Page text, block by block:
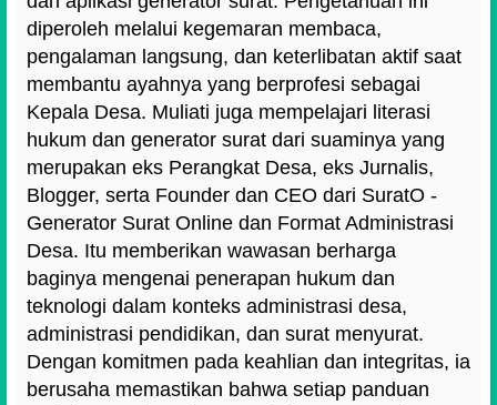
diperoleh melalui kegemaran membaca,
pengalaman langsung, dan keterlibatan aktif saat
membantu ayahnya yang berprofesi sebagai
Kepala Desa. Muliati juga mempelajari literasi
hukum dan generator surat dari suaminya yang
merupakan eks Perangkat Desa, eks Jurnalis,
Blogger, serta Founder dan CEO dari SuratO -
Generator Surat Online dan Format Administrasi
Desa. Itu memberikan wawasan berharga
baginya mengenai penerapan hukum dan
teknologi dalam konteks administrasi desa,
administrasi pendidikan, dan surat menyurat.
Dengan komitmen pada keahlian dan integritas, ia
berusaha memastikan bahwa setiap panduan